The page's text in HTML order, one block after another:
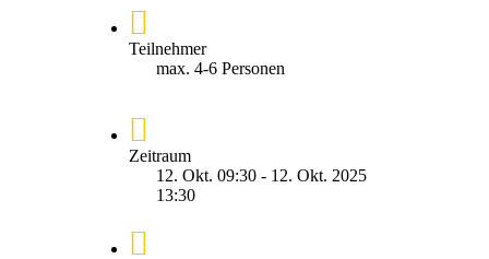
Teilnehmer
max. 4-6 Personen
Zeitraum
12. Okt. 09:30 - 12. Okt. 2025
13:30